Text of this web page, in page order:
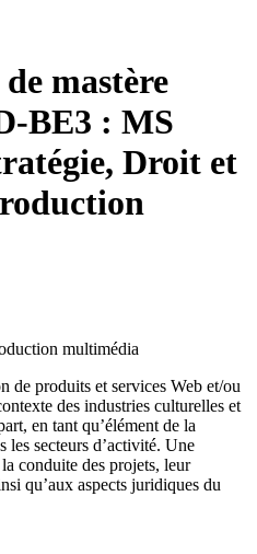
mastère
BE3 : MS
Droit et
multimédia
de produits et services Web et/ou
des industries culturelles et
en tant qu’élément de la
les secteurs d’activité. Une
conduite des projets, leur
qu’aux aspects juridiques du